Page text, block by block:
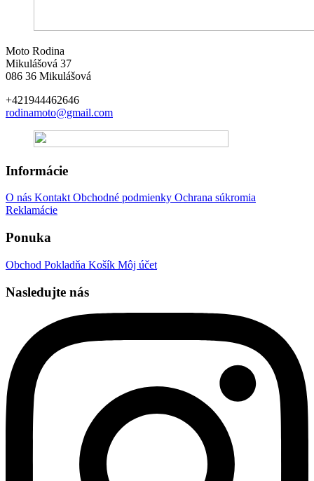
Moto Rodina
Mikulášová 37
086 36 Mikulášová
+421944462646
rodinamoto@gmail.com
Informácie
O nás KontaktObchodné podmienky Ochrana súkromia
Reklamácie
Ponuka
Obchod Pokladňa Košík Môj účet
Nasledujte nás